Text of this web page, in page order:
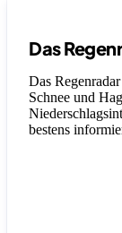
Das
Das
Schnee und
bestens